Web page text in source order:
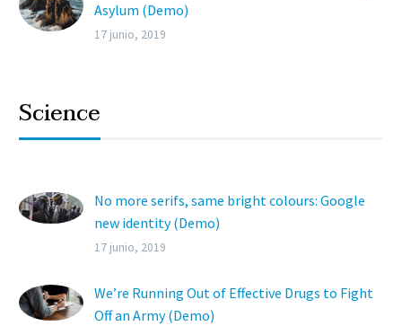
Asylum (Demo)
Lorem ipsum dolor sit ametcon sectetur
17 junio, 2019
Science
No more serifs, same bright colours: Google
new identity (Demo)
Lorem ipsum dolor sit ametcon sectetur
labore et dolore.
17 junio, 2019
We’re Running Out of Effective Drugs to Fight
Off an Army (Demo)